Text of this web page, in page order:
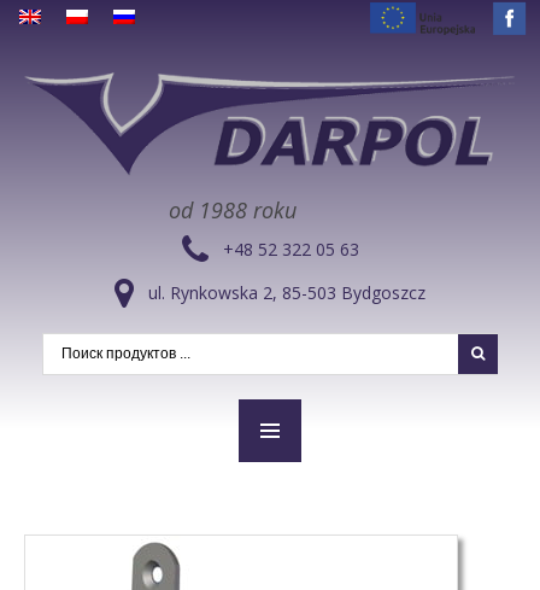
od 1988 roku
+48 52 322 05 63
ul. Rynkowska 2, 85-503 Bydgoszcz